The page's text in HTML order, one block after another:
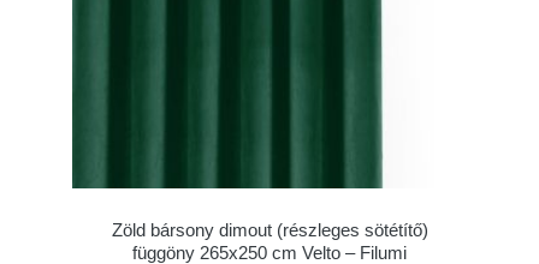
Zöld bársony dimout (részleges sötétítő)
függöny 265x250 cm Velto – Filumi